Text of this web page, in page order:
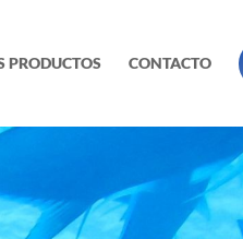
PRODUCTOS CONTACTO